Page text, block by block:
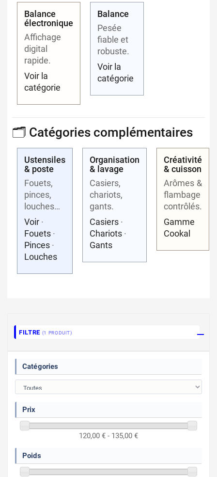
Balance
électronique
Affichage
digital
rapide.
Voir la
catégorie
Balance
Pesée
fiable et
robuste.
Voir la
catégorie
🗂️ Catégories complémentaires
Ustensiles
& poste
Fouets,
pinces,
louches…
Voir ·
Fouets ·
Pinces ·
Louches
Organisation
& lavage
Casiers,
chariots,
gants.
Casiers ·
Chariots ·
Gants
Créativité
& cuisson
Arômes &
flambage
contrôlés.
Gamme
Cookal
FILTRE (1 PRODUIT)
Catégories
Prix
120,00 € - 135,00 €
Poids